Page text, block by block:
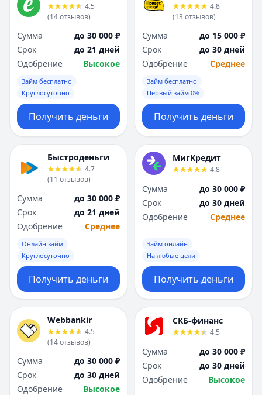
4.5
(14отзывов)
Сумма
до 30 000 ₽
Срок
до 21 дней
Одобрение
Высокое
Займ бесплатно
Круглосуточно
Получить деньги
4.8
(13 отзывов)
Сумма
до 15 000 ₽
Срок
до 30 дней
Одобрение
Среднее
Займ бесплатно
Первый займ 0%
Получить деньги
Быстроденьги
4.7
(11 отзывов)
Сумма
до 30 000 ₽
Срок
до 21 дней
Одобрение
Среднее
Онлайн займ
Круглосуточно
Получить деньги
МигКредит
4.8
Сумма
до 30 000 ₽
Срок
до 30 дней
Одобрение
Среднее
Займ онлайн
На любые цели
Получить деньги
Webbankir
4.5
(14отзывов)
Сумма
до 30 000 ₽
Срок
до 30 дней
Одобрение
Высокое
СКБ-финанс
4.5
Сумма
до 30 000 ₽
Срок
до 30 дней
Одобрение
Высокое